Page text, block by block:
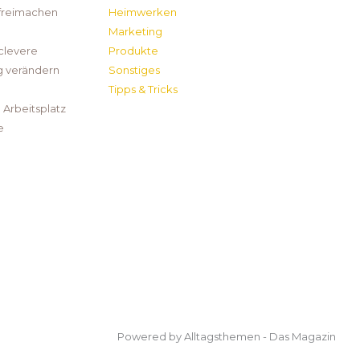
verändern
Arbeitsplatz
Heimwerken
Marketing
Produkte
Sonstiges
Tipps & Tricks
Powered by Alltagsthemen - Das Magazin